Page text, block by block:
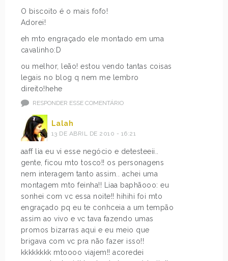
O biscoito é o mais fofo!
Adorei!
eh mto engraçado ele montado em uma
cavalinho:D
ou melhor, leão! estou vendo tantas coisas
legais no blog q nem me lembro
direito!hehe
RESPONDER ESSE COMENTÁRIO
Lalah
13 DE ABRIL DE 2010 - 16:21
aaff lia eu vi esse negócio e detesteeii..
gente, ficou mto tosco!! os personagens
nem interagem tanto assim.. achei uma
montagem mto feinha!! Liaa baphãooo: eu
sonhei com vc essa noite!! hihihi foi mto
engraçado pq eu te conhceia a um tempão
assim ao vivo e vc tava fazendo umas
promos bizarras aqui e eu meio que
brigava com vc pra não fazer isso!!
kkkkkkkk mtoooo viajem!! acoredei